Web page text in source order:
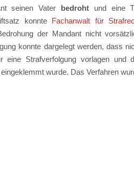
seinen Vater bedroht und eine
konnte Fachanwalt für
der Mandant nicht
konnte dargelegt werden, dass
eine Strafverfolgung vorlagen und
wurde. Das Verfahren